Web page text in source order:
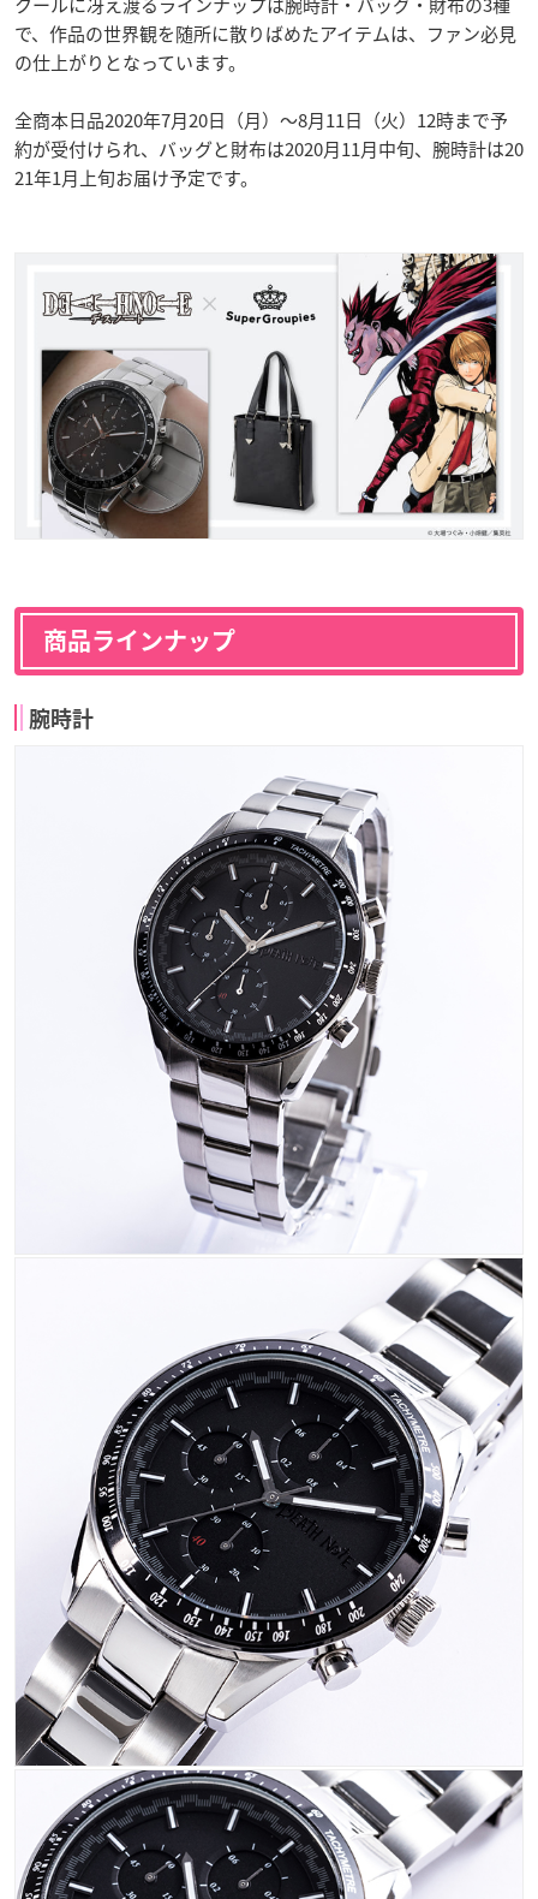
で、作品の世界観を随所に散りばめたアイテムは、ファン必見
の仕上がりとなっています。
全商本日品2020年7月20日（月）～8月11日（火）12時まで予
約が受付けられ、バッグと財布は2020月11月中旬、腕時計は20
21年1月上旬お届け予定です。
商品ラインナップ
腕時計